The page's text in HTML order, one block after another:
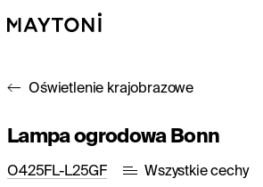
Oświetlenie krajobrazowe
Lampa ogrodowa Bonn
O425FL-L25GF Wszystkie cechy